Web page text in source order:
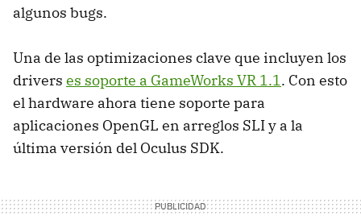
algunos bugs.
Una de las optimizaciones clave que incluyen los
drivers es soporte a GameWorks VR 1.1. Con esto
el hardware ahora tiene soporte para
aplicaciones OpenGL en arreglos SLI y a la
última versión del Oculus SDK.